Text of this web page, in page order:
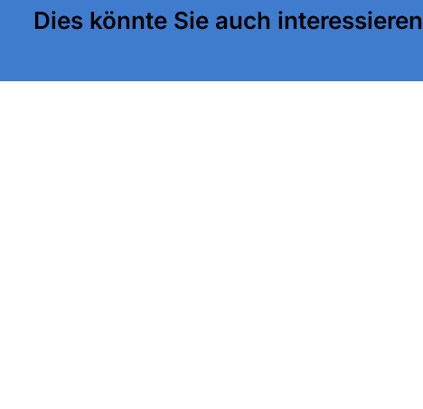
Dies könnte Sie auch interessieren